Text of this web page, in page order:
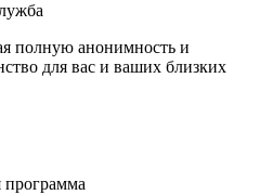
полную анонимность и
для вас и ваших близких
программа